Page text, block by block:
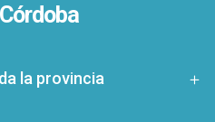
la provincia